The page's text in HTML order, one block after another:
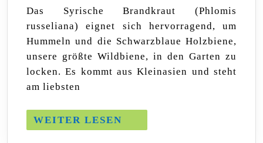
Monats
Juni
–
Das Syrische Brandkraut (Phlomis
russeliana) eignet sich hervorragend, um
Hummeln und die Schwarzblaue Holzbiene,
unsere größte Wildbiene, in den Garten zu
locken. Es kommt aus Kleinasien und steht
am liebsten
WEITER LESEN